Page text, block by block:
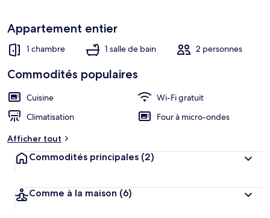
Appartement entier
1 chambre 1 salle de bain 2 personnes
Commodités populaires
Cuisine
Wi-Fi gratuit
Climatisation
Four à micro-ondes
Afficher tout
Commodités principales (2)
Comme à la maison (6)